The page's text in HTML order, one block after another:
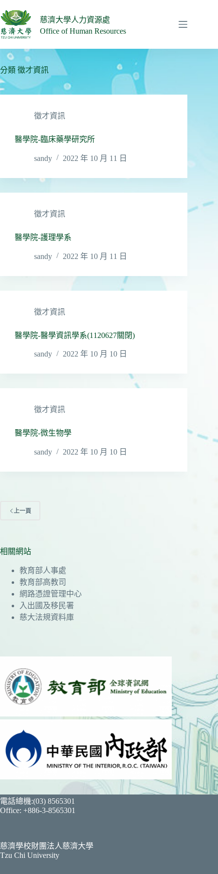
至
主
要
容
慈濟大學人力資源處
Office of Human Resources
分類 徵才資訊
徵才資訊
醫學院-臨床藥學研究所
sandy 2022 年 10 月 11 日
徵才資訊
醫學院-護理學系
sandy 2022 年 10 月 11 日
徵才資訊
醫學院-醫學資訊學系(1120627關閉)
sandy 2022 年 10 月 10 日
徵才資訊
醫學院-微生物學
sandy 2022 年 10 月 10 日
上一頁
相關網站
教育部人事處
教育部高教司
網路憑證管理中心
入出國及移民署
慈大法規資料庫
電話總機:(03) 8565301
Office: +886-3-8565301
慈濟學校財團法人慈濟大學
Tzu Chi University